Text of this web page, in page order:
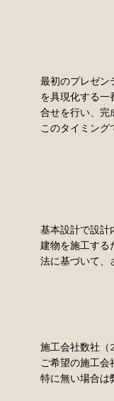
最初のプレゼン
を具現化する一
合せを行い、完
このタイミング
基本設計で設計
建物を施工する
法に基づいて、
施工会社数社（
ご希望の施工会
特に無い場合は